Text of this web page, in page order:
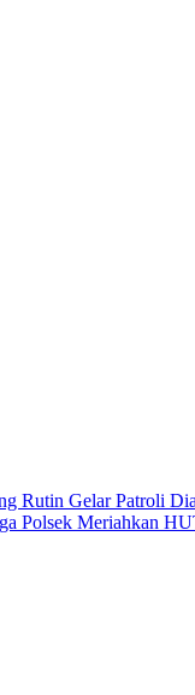
Rutin Gelar Patroli
Meriahkan